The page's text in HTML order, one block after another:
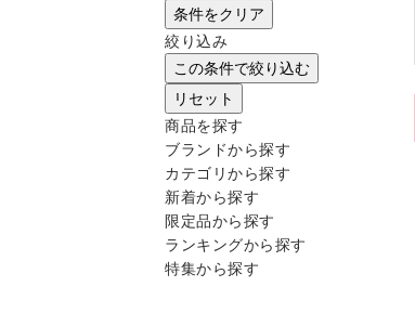
条件をクリア
絞り込み
この条件で絞り込む
リセット
商品を探す
ブランドから探す
カテゴリから探す
新着から探す
限定品から探す
ランキングから探す
特集から探す